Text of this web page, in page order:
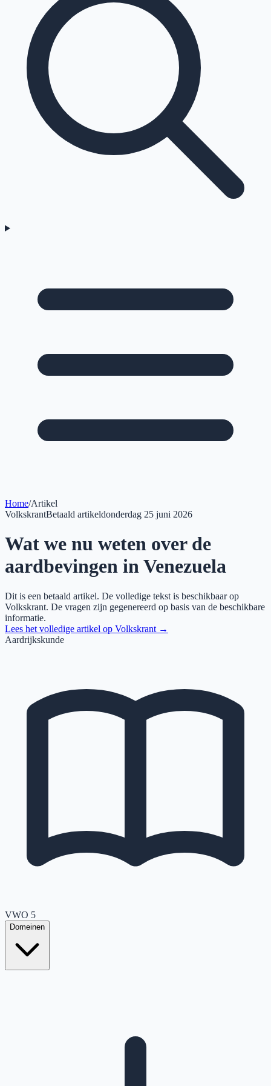
Home/Artikel
VolkskrantBetaald artikeldonderdag 25 juni 2026
Wat we nu weten over de
aardbevingen in Venezuela
Dit is een betaald artikel. De volledige tekst is beschikbaar op
Volkskrant. De vragen zijn gegenereerd op basis van de beschikbare
informatie.
Lees het volledige artikel op Volkskrant →
Aardrijkskunde
VWO 5
Domeinen